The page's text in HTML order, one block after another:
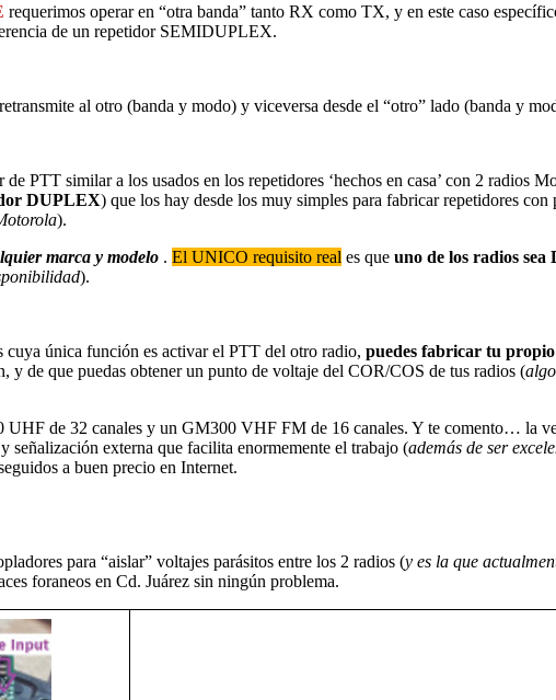
requerimos operar en “otra banda” tanto RX como TX, y en este caso
de un repetidor SEMIDUPLEX.
al otro (banda y modo) y viceversa desde el “otro” lado (banda y
PTT similar a los usados en los repetidores ‘hechos en casa’ con 2 radios
DUPLEX) que los hay desde los muy simples para fabricar repetidores con
).
marca y modelo . El UNICO requisito real es que uno de los radios
).
única función es activar el PTT del otro radio, puedes fabricar tu
y de que puedas obtener un punto de voltaje del COR/COS de tus radios (
de 32 canales y un GM300 VHF FM de 16 canales. Y te comento… la
señalización externa que facilita enormemente el trabajo (además de ser
a buen precio en Internet.
para “aislar” voltajes parásitos entre los 2 radios (y es la que
foraneos en Cd. Juárez sin ningún problema.